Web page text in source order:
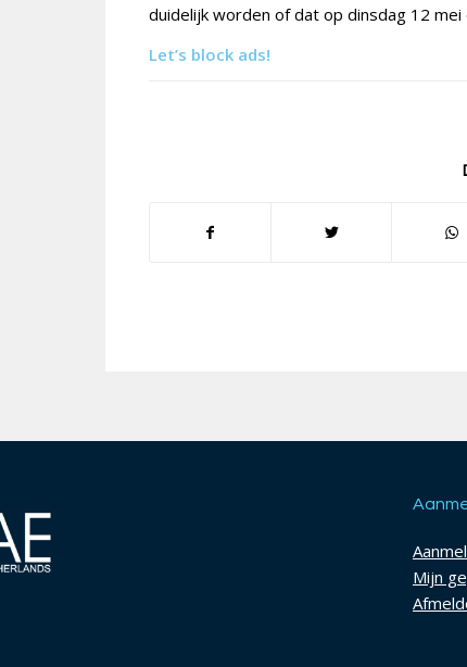
duidelijk worden of dat op dinsdag 12
Let’s block ads!
Mijn